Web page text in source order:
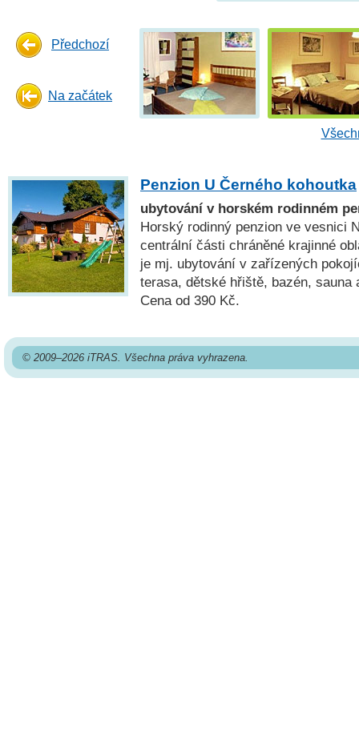
Předchozí
Na začátek
Penzion U Černého kohoutka
ubytování v horském rodinném
Horský rodinný penzion ve vesnici
centrální části chráněné krajinné
je mj. ubytování v zařízených
terasa, dětské hřiště, bazén, sauna
Cena od 390 Kč.
© 2009–2026 iTRAS. Všechna práva vyhrazena.